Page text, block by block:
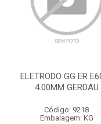
ELETRODO GG ER
4.00MM GERDAU
Código: 9218
Embalagem: KG